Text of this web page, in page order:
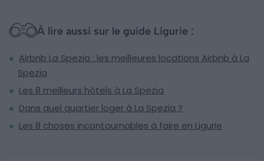
À lire aussi sur le guide Ligurie :
Airbnb La Spezia : les meilleures locations Airbnb à La
Spezia
Les 8 meilleurs hôtels à La Spezia
Dans quel quartier loger à La Spezia ?
Les 8 choses incontournables à faire en Ligurie